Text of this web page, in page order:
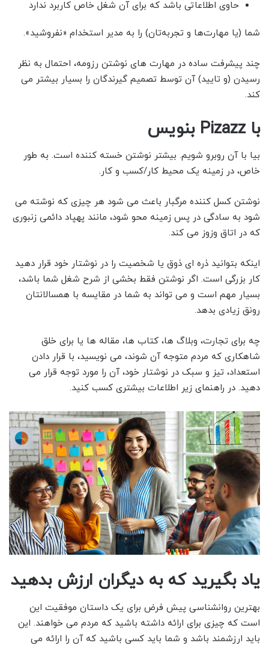
حاوی اطلاعاتی باشد که برای آن شغل خاص کاربرد ندارد
شما (یا مهارت‌ها و تجربه‌تان) را به مدیر استخدام «نفروشید».
چند پیشرفت ساده در مهارت های نوشتن رزومه، احتمال به نظر
رسیدن (و تایید) آن توسط تصمیم گیرندگان را بسیار بیشتر می
کند.
با Pizazz بنویس
بیا با آن روبرو شویم. بیشتر نوشتن خسته کننده است. به طور
خاص، در زمینه یک محیط کار/کسب و کار.
نوشتن کسل کننده مرگبار باعث می شود هر چیزی که نوشته می
شود به سادگی در پس زمینه محو شود، مانند پهپاد دائمی زنبوری
که در اتاق وزوز می کند.
اینکه بتوانید ذره ای ذوق یا شخصیت را در نوشتار خود قرار دهید
کار بزرگی است. اگر نوشتن فقط بخشی از شرح شغل شما باشد،
بسیار مهم است و می تواند به شما در مقایسه با همسالانتان
رونق زیادی بدهد.
چه برای تجارت، وبلاگ ها، کتاب ها، مقاله ها یا برای خلق
شاهکاری که مردم متوجه آن شوند، می نویسید، با قرار دادن
استعداد، تیز و سبک در نوشتار خود، آن را مورد توجه قرار می
دهید. در راهنمای زیر اطلاعات بیشتری کسب کنید.
یاد بگیرید که به دیگران ارزش بدهید
بهترین روانشناسی پیش فرض برای یک داستان موفقیت این
است که چیزی برای ارائه داشته باشید که مردم می خواهند. این
باید ارزشمند باشد و شما باید کسی باشید که آن را ارائه می